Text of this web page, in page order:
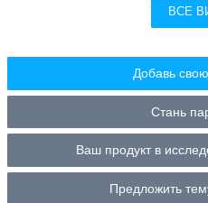
ВСЕ
Добавь
Стань
Ваш продукт в
Предложить